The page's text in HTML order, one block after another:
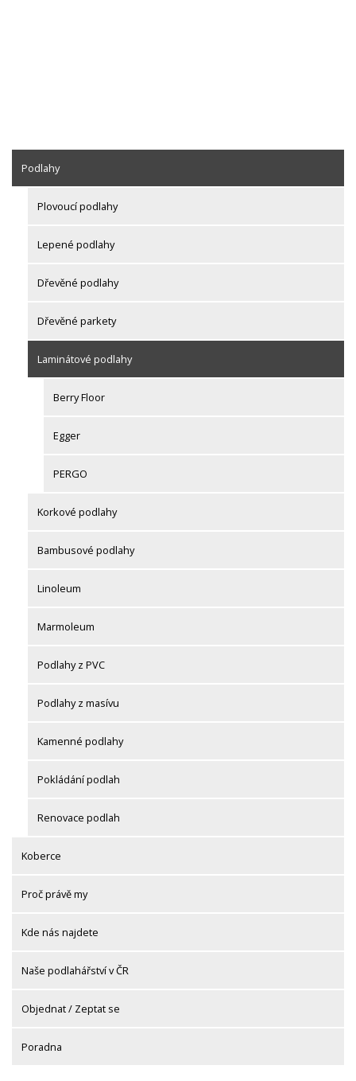
Podlahy
Plovoucí podlahy
Lepené podlahy
Dřevěné podlahy
Dřevěné parkety
Laminátové podlahy
Berry Floor
Egger
PERGO
Korkové podlahy
Bambusové podlahy
Linoleum
Marmoleum
Podlahy z PVC
Podlahy z masívu
Kamenné podlahy
Pokládání podlah
Renovace podlah
Koberce
Proč právě my
Kde nás najdete
Naše podlahářství v ČR
Objednat / Zeptat se
Poradna